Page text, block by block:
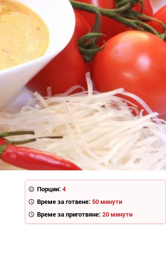
Порции: 4
Време за готвене: 50 минути
Време за приготвяне: 20 минути